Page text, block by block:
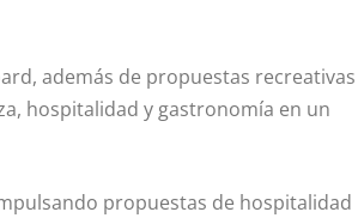
además de propuestas recreativas
hospitalidad y gastronomía en un
propuestas de hospitalidad